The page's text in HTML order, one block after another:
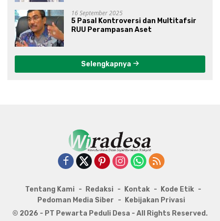
16 September 2025
5 Pasal Kontroversi dan Multitafsir
RUU Perampasan Aset
Selengkapnya
Tentang Kami Redaksi Kontak
Kode Etik
Pedoman Media Siber
Kebijakan Privasi
© 2026 - PT Pewarta Peduli Desa - All Rights Reserved.